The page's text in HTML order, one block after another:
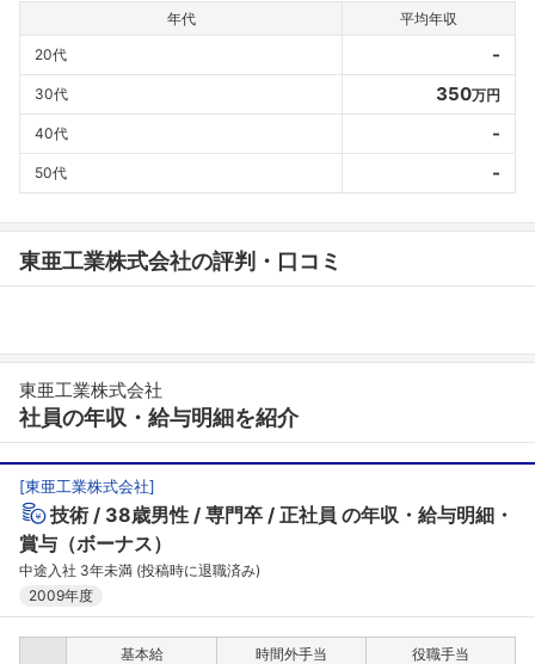
年代
平均年収
20代
-
30代 350万円
40代 -
50代 -
東亜工業株式会社の評判・口コミ
東亜工業株式会社
社員の年収・給与明細を紹介
[東亜工業株式会社]
技術 38歳男性 専門卒 正社員 の年収・給与明細・
賞与（ボーナス）
中途入社 3年未満 (投稿時に退職済み)
2009年度
基本給 時間外手当
役職手当